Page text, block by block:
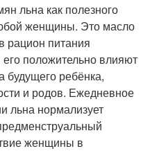
льна как полезного
женщины. Это масло
рацион питания
положительно влияют
будущего ребёнка,
и родов. Ежедневное
льна нормализует
женщины в